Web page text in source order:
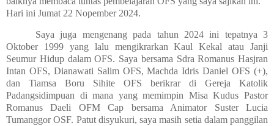
Hari ini Jumat 22 Nopember 2024.
Saya juga mengenang pada tahun 2024 ini tepatnya 3
Oktober 1999 yang lalu mengikrarkan Kaul Kekal atau Janji
Seumur Hidup dalam OFS. Saya bersama Sdra Romanus Hasjran
Intan OFS, Dianawati Salim OFS, Machda Idris Daniel OFS (+),
dan Tiamsa Boru Sihite OFS berikrar di Gereja Katolik
Padangsidimpuan di mana yang memimpin Misa Kudus Pastor
Romanus Daeli OFM Cap bersama Animator Suster Lucia
Tumanggor OSF. Patut disyukuri, saya masih setia dalam panggilan